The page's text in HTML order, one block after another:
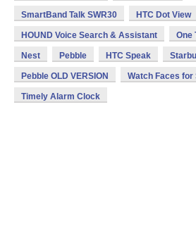
SmartBand Talk SWR30 HTC Dot View
HOUND Voice Search & Assistant One
Nest Pebble HTC Speak
Pebble OLD VERSION Watch Faces
Timely Alarm Clock